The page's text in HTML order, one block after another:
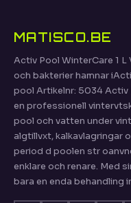
MATISCO.BE
Activ Pool WinterCare 1
och bakterier hamnar
pool Artikelnr: 5034
en professionell
pool och vatten under
algtillvxt, kalkavlagringar
period d poolen str
enklare och renare. Med
bara en enda